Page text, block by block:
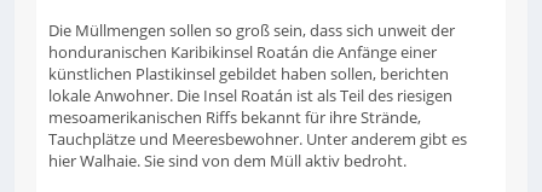
Die Müllmengen sollen so groß sein, dass sich unweit der
honduranischen Karibikinsel Roatán die Anfänge einer
künstlichen Plastikinsel gebildet haben sollen, berichten
lokale Anwohner. Die Insel Roatán ist als Teil des riesigen
mesoamerikanischen Riffs bekannt für ihre Strände,
Tauchplätze und Meeresbewohner. Unter anderem gibt es
hier Walhaie. Sie sind von dem Müll aktiv bedroht.